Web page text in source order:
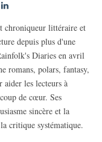
LinkedIn
chroniqueur littéraire et
depuis plus d'une
Diaries en avril
romans, polars, fantasy,
aider les lecteurs à
de cœur. Ses
sincère et la
critique systématique.